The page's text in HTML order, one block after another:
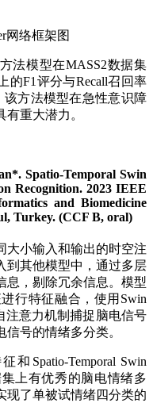
网络框架图
法模型在MASS2数据集
的F1评分与Recall召回率
方法模型在急性意识障
重大潜力。
Spatio-Temporal Swin
Recognition. 2023 IEEE
and Biomedicine
Turkey. (CCF B, oral)
大小输入和输出的时空注
到其他模型中，通过多层
息，剔除冗余信息。模型
行特征融合，使用Swin
注意力机制捕捉脑电信号
号的情绪多分类。
Spatio-Temporal Swin
集上有优秀的脑电情绪多
现了单被试情绪四分类的